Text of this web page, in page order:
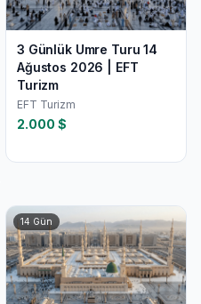
3 Günlük Umre Turu 14
Ağustos 2026 | EFT
Turizm
EFT Turizm
2.000 $
14 Gün